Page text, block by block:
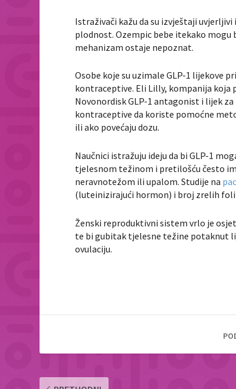
Istraživači kažu da su izvještaji
plodnost. Ozempic bebe itekako mogu
mehanizam ostaje nepoznat.
Osobe koje su uzimale GLP-1 lijekove
kontraceptive. Eli Lilly, kompanija koja
Novonordisk GLP-1 antagonist i lijek
kontraceptive da koriste pomoćne
ili ako povećaju dozu.
Naučnici istražuju ideju da bi GLP-1
tjelesnom težinom i pretilošću često
neravnotežom ili upalom. Studije na
(luteinizirajući hormon) i broj zrelih
Ženski reproduktivni sistem vrlo je
te bi gubitak tjelesne težine potaknut
ovulaciju.